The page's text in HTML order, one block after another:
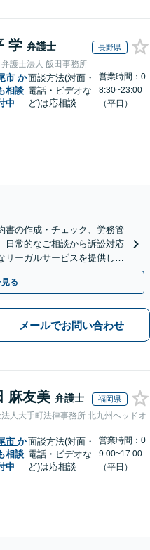
学 弁護士 長野県
弁護士法人 飯田事務所
市 か
相談
中
面談方法(対面・
電話・ビデオな
ど)は応相談
営業時間：0
8:30~23:00
（平日）
書の作成・チェック、労務管
日常的なご相談から訴訟対応
リーガルサービスを提供しま
可】
る
メールでお問い合わせ
麻友美 弁護士 福岡県
人大手町法律事務所 北九州ヘッドオ
市 か
相談
中
面談方法(対面・
電話・ビデオな
ど)は応相談
営業時間：0
9:00~17:00
（平日）